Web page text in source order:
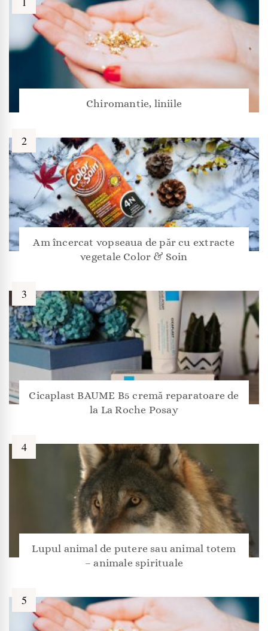
Chiromantie, liniile
Am încercat vopseaua de păr cu extracte
vegetale Color & Soin
Cicaplast BAUME B5 cremă reparatoare de
la La Roche Posay
Lupul animal de putere sau animal totem
– animale spirituale